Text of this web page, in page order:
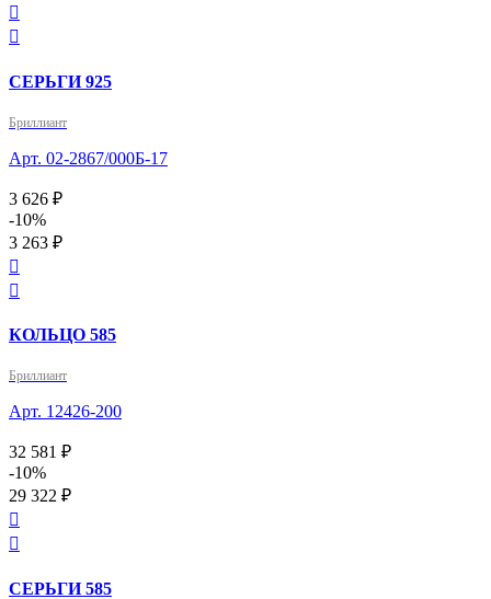


СЕРЬГИ 925
Бриллиант
Арт. 02-2867/000Б-17
3 626 ₽
-10%
3 263 ₽


КОЛЬЦО 585
Бриллиант
Арт. 12426-200
32 581 ₽
-10%
29 322 ₽


СЕРЬГИ 585